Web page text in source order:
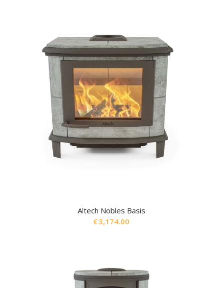
Altech Nobles Basis
€3,174.00